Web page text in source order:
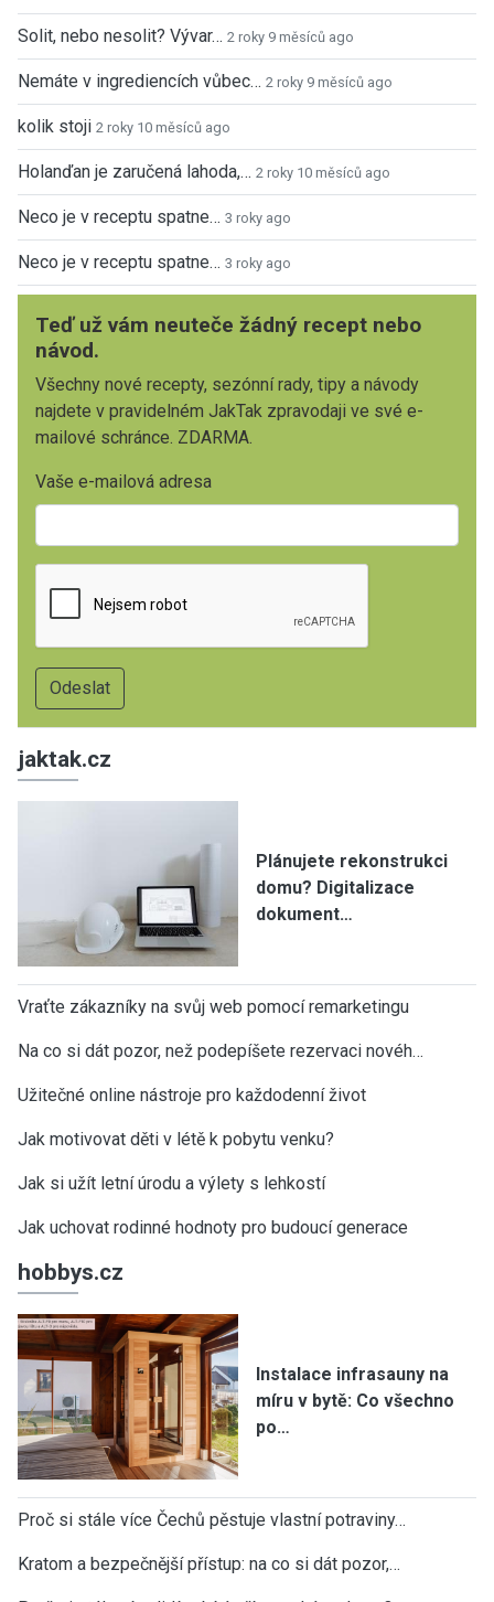
Solit, nebo nesolit? Vývar… 2 roky 9 měsíců ago
Nemáte v ingrediencích vůbec… 2 roky 9 měsíců ago
kolik stoji 2 roky 10 měsíců ago
Holanďan je zaručená lahoda,… 2 roky 10 měsíců ago
Neco je v receptu spatne… 3 roky ago
Neco je v receptu spatne… 3 roky ago
Teď už vám neuteče žádný recept nebo
návod.
Všechny nové recepty, sezónní rady, tipy a návody
najdete v pravidelném JakTak zpravodaji ve své e-
mailové schránce. ZDARMA.
Vaše e-mailová adresa
jaktak.cz
Plánujete rekonstrukci
domu? Digitalizace
dokument…
Vraťte zákazníky na svůj web pomocí remarketingu
Na co si dát pozor, než podepíšete rezervaci novéh…
Užitečné online nástroje pro každodenní život
Jak motivovat děti v létě k pobytu venku?
Jak si užít letní úrodu a výlety s lehkostí
Jak uchovat rodinné hodnoty pro budoucí generace
hobbys.cz
Instalace infrasauny na
míru v bytě: Co všechno
po…
Proč si stále více Čechů pěstuje vlastní potraviny…
Kratom a bezpečnější přístup: na co si dát pozor,…